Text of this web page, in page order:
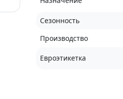
Сезонность
Производство
Евроэтикетка